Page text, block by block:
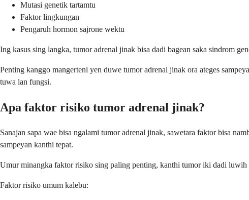
Mutasi genetik tartamtu
Faktor lingkungan
Pengaruh hormon sajrone wektu
Ing kasus sing langka, tumor adrenal jinak bisa dadi bagean saka sindrom
Penting kanggo mangerteni yen duwe tumor adrenal jinak ora ateges
tuwa lan fungsi.
Apa faktor risiko tumor adrenal jinak?
Sanajan sapa wae bisa ngalami tumor adrenal jinak, sawetara faktor bisa
sampeyan kanthi tepat.
Umur minangka faktor risiko sing paling penting, kanthi tumor iki dadi
Faktor risiko umum kalebu: